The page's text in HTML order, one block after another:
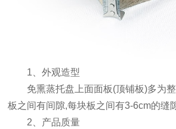
1、外观造型
免熏蒸托盘上面面板(顶铺板)多为
板之间有间隙,每块板之间有3-6cm的缝
2、产品质量